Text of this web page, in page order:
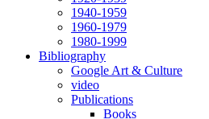
1940-1959
1960-1979
1980-1999
Bibliography
Google Art & Culture
video
Publications
Books